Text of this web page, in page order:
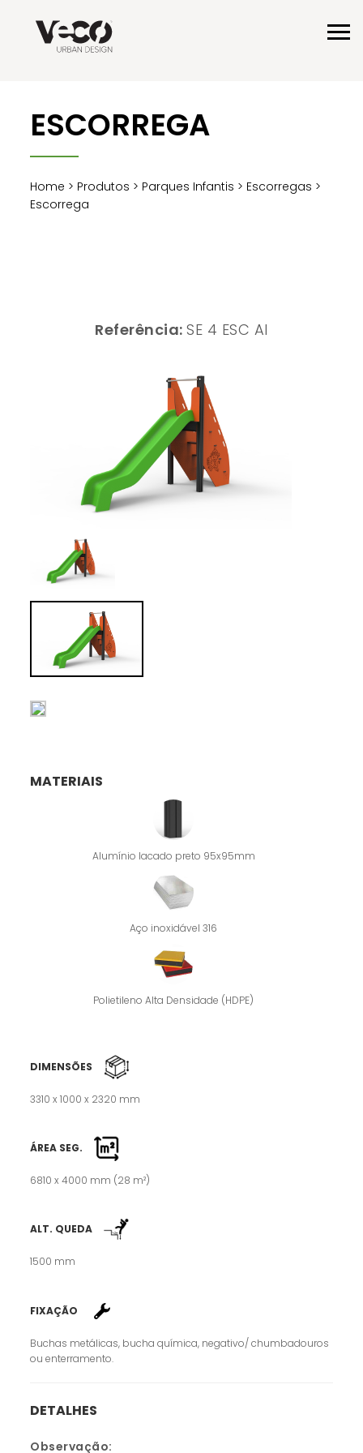
ESCORREGA
Home > Produtos > Parques Infantis > Escorregas >
Escorrega
Referência:SE 4 ESC Al
MATERIAIS
Alumínio lacado preto 95x95mm
Aço inoxidável 316
Polietileno Alta Densidade (HDPE)
DIMENSÕES
3310 x 1000 x 2320 mm
ÁREA SEG.
6810 x 4000 mm (28 m²)
ALT. QUEDA
1500 mm
FIXAÇÃO
Buchas metálicas, bucha química, negativo/ chumbadouros
ou enterramento.
DETALHES
Observação: